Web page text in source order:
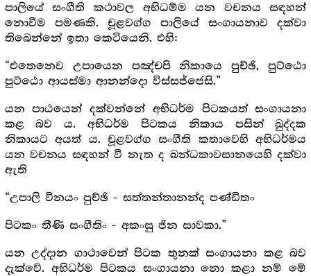
පාලියේ සංගීති කථාවල අභිධම්ම යන වචනය සඳහන්
නොවීම පමණකි. චූළවග්ග පාලියේ සංගායනාව දක්වා
තිබෙන්නේ ඉතා කෙටියෙනි. එහි:
“එතෙනෙව උපායෙන පඤ්චපි නිකායෙ පුච්ඡි, පුට්ඨො
පුට්ඨො ආයස්මා ආනන්දො විස්සජ්ජෙසි.”
යන පාඨයෙන් දක්වන්නේ අභිධර්ම පිටකයත් සංගායනා
කළ බව ය. අභිධර්ම පිටකය නිකාය පසින් ඛුද්දක
නිකායට අයත් ය. චූළවග්ග සංගීති කතාවෙහි අභිධර්මය
යන වචනය සඳහන් වී නැත ද ඛන්ධකාවසානයෙහි දක්වා
ඇති
“උපාලි විනයං පුච්ඡි - සත්තන්තානන්ද පණ්ඩිතං
පිටකං තීණි සංගීතිං - අකංසු ජින සාවකා.”
යන උද්දාන ගාථාවෙන් පිටක තුනක් සංගායනා කළ බව
දැක්වේ. අභිධර්ම පිටකය සංගායනා නො කළා නම් මේ